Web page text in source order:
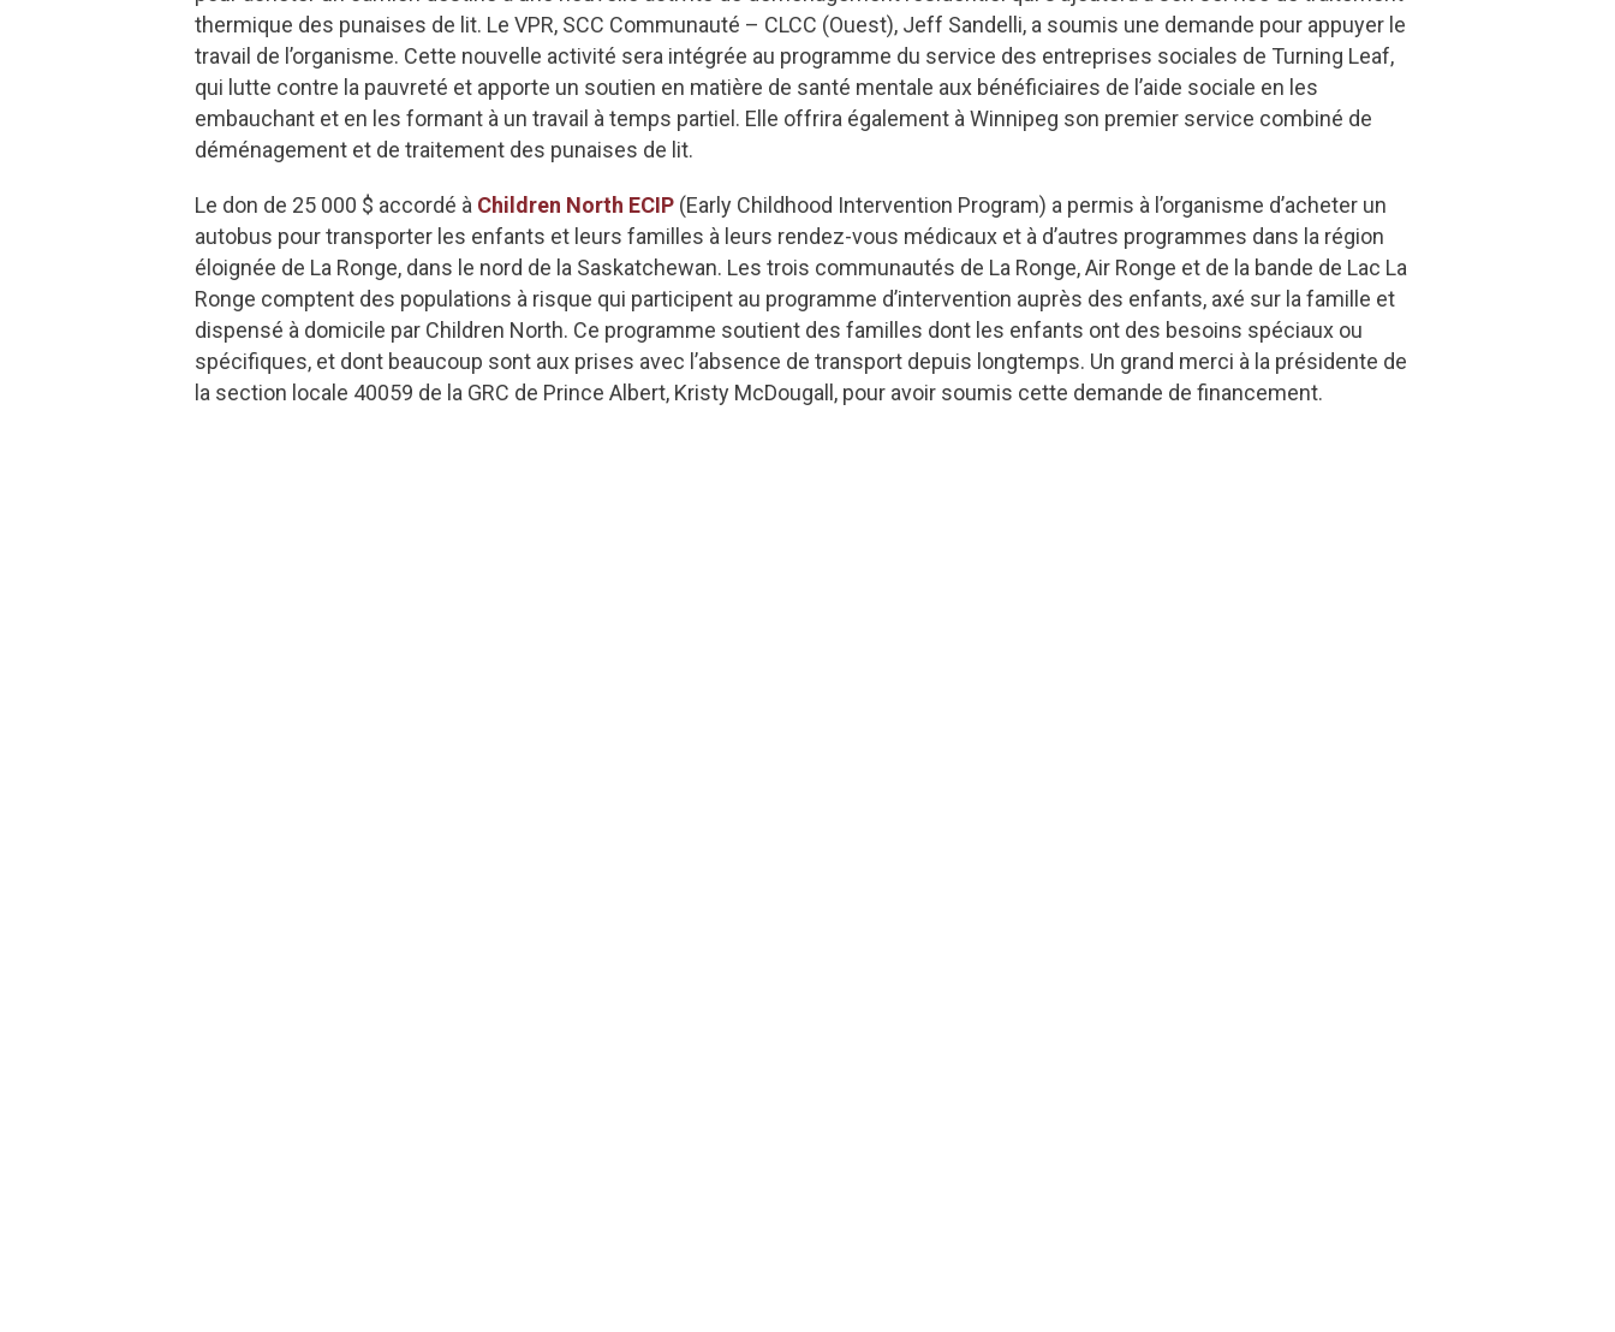
thermique des punaises de lit. Le VPR, SCC Communauté – CLCC (Ouest), Jeff Sandelli, a soumis une demande pour appuyer le
travail de l’organisme. Cette nouvelle activité sera intégrée au programme du service des entreprises sociales de Turning Leaf,
qui lutte contre la pauvreté et apporte un soutien en matière de santé mentale aux bénéficiaires de l’aide sociale en les
embauchant et en les formant à un travail à temps partiel. Elle offrira également à Winnipeg son premier service combiné de
déménagement et de traitement des punaises de lit.
Le don de 25 000 $ accordé à Children North ECIP (Early Childhood Intervention Program) a permis à l’organisme d’acheter un
autobus pour transporter les enfants et leurs familles à leurs rendez-vous médicaux et à d’autres programmes dans la région
éloignée de La Ronge, dans le nord de la Saskatchewan. Les trois communautés de La Ronge, Air Ronge et de la bande de Lac La
Ronge comptent des populations à risque qui participent au programme d’intervention auprès des enfants, axé sur la famille et
dispensé à domicile par Children North. Ce programme soutient des familles dont les enfants ont des besoins spéciaux ou
spécifiques, et dont beaucoup sont aux prises avec l’absence de transport depuis longtemps. Un grand merci à la présidente de
la section locale 40059 de la GRC de Prince Albert, Kristy McDougall, pour avoir soumis cette demande de financement.